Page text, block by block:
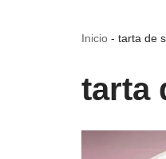
Inicio - tarta de
tarta